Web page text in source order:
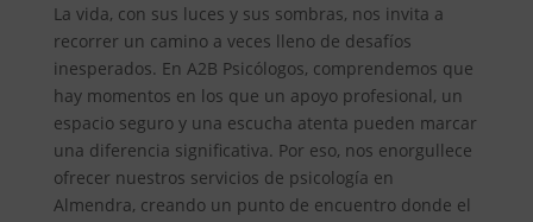
La vida, con sus luces y sus sombras, nos invita a
recorrer un camino a veces lleno de desafíos
inesperados. En A2B Psicólogos, comprendemos que
hay momentos en los que un apoyo profesional, un
espacio seguro y una escucha atenta pueden marcar
una diferencia significativa. Por eso, nos enorgullece
ofrecer nuestros servicios de psicología en
Almendra, creando un punto de encuentro donde el